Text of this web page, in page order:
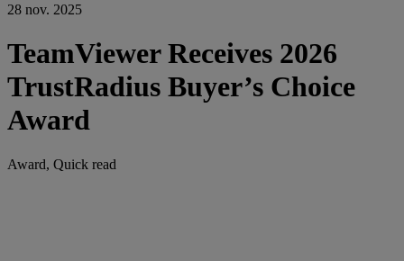
28 nov. 2025
TeamViewer Receives 2026
TrustRadius Buyer’s Choice
Award
Award, Quick read